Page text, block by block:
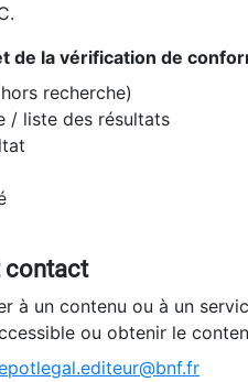
de la vérification de
recherche)
/ liste des résultats
contact
à un contenu ou à un
ou obtenir le